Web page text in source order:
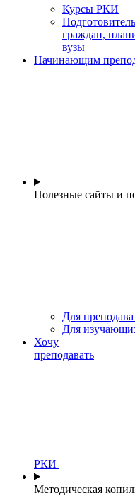
Курсы РКИ
граждан,
вузы
Начинающим
Полезные сайты и
Для
Для
Хочу
преподавать
РКИ
Методическая